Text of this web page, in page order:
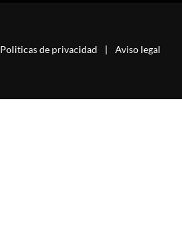
Politicas de privacidad | Aviso legal